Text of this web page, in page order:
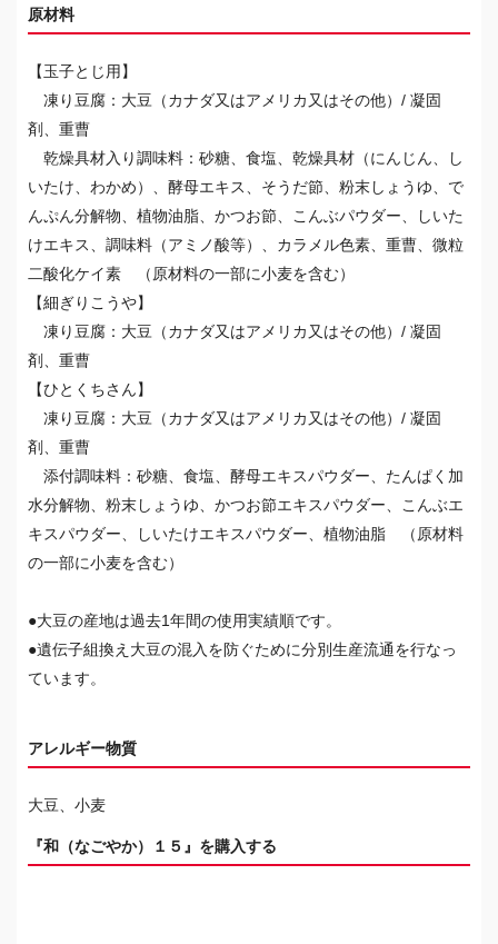
原材料
【玉子とじ用】
凍り豆腐：大豆（カナダ又はアメリカ又はその他）/ 凝固
剤、重曹
乾燥具材入り調味料：砂糖、食塩、乾燥具材（にんじん、し
いたけ、わかめ）、酵母エキス、そうだ節、粉末しょうゆ、で
んぷん分解物、植物油脂、かつお節、こんぶパウダー、しいた
けエキス、調味料（アミノ酸等）、カラメル色素、重曹、微粒
二酸化ケイ素 （原材料の一部に小麦を含む）
【細ぎりこうや】
凍り豆腐：大豆（カナダ又はアメリカ又はその他）/ 凝固
剤、重曹
【ひとくちさん】
凍り豆腐：大豆（カナダ又はアメリカ又はその他）/ 凝固
剤、重曹
添付調味料：砂糖、食塩、酵母エキスパウダー、たんぱく加
水分解物、粉末しょうゆ、かつお節エキスパウダー、こんぶエ
キスパウダー、しいたけエキスパウダー、植物油脂 （原材料
の一部に小麦を含む）
●大豆の産地は過去1年間の使用実績順です。
●遺伝子組換え大豆の混入を防ぐために分別生産流通を行なっ
ています。
アレルギー物質
大豆、小麦
『和（なごやか）１５』を購入する